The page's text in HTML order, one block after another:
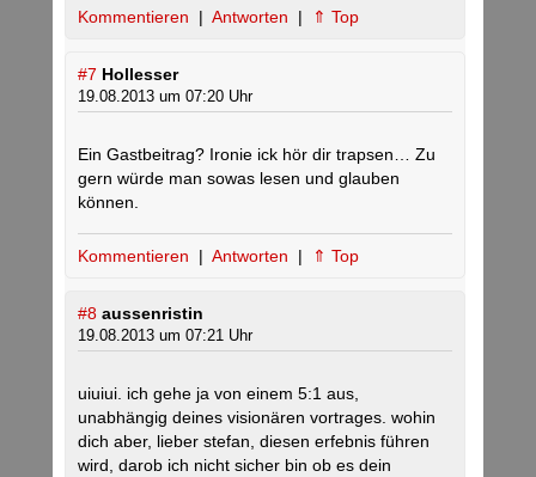
Kommentieren | Antworten | ⇑ Top
#7 Hollesser
19.08.2013 um 07:20 Uhr
Ein Gastbeitrag? Ironie ick hör dir trapsen… Zu
gern würde man sowas lesen und glauben
können.
Kommentieren | Antworten | ⇑ Top
#8 aussenristin
19.08.2013 um 07:21 Uhr
uiuiui. ich gehe ja von einem 5:1 aus,
unabhängig deines visionären vortrages. wohin
dich aber, lieber stefan, diesen erfebnis führen
wird, darob ich nicht sicher bin ob es dein